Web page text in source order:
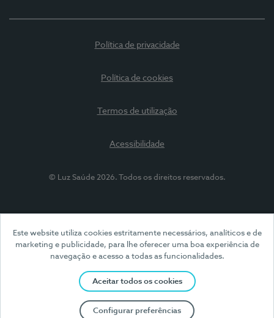
Este website utiliza cookies estritamente necessários, analíticos e de
marketing e publicidade, para lhe oferecer uma boa experiência de
navegação e acesso a todas as funcionalidades.
Aceitar todos os cookies
Configurar preferências
Política de privacidade
Política de cookies
Termos de utilização
Acessibilidade
© Luz Saúde 2026. Todos os direitos reservados.